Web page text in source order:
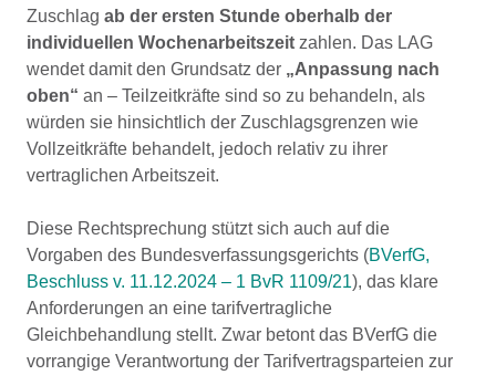
Zuschlag ab der ersten Stunde oberhalb der
individuellen Wochenarbeitszeit zahlen. Das LAG
wendet damit den Grundsatz der „Anpassung nach
oben“ an – Teilzeitkräfte sind so zu behandeln, als
würden sie hinsichtlich der Zuschlagsgrenzen wie
Vollzeitkräfte behandelt, jedoch relativ zu ihrer
vertraglichen Arbeitszeit.
Diese Rechtsprechung stützt sich auch auf die
Vorgaben des Bundesverfassungsgerichts (BVerfG,
Beschluss v. 11.12.2024 – 1 BvR 1109/21), das klare
Anforderungen an eine tarifvertragliche
Gleichbehandlung stellt. Zwar betont das BVerfG die
vorrangige Verantwortung der Tarifvertragsparteien zur